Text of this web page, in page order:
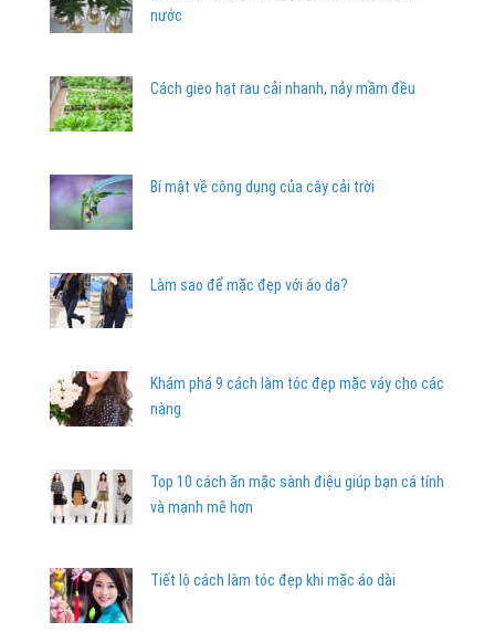
nước
Cách gieo hạt rau cải nhanh, nảy mầm đều
Bí mật về công dụng của cây cải trời
Làm sao để mặc đẹp với áo da?
Khám phá 9 cách làm tóc đẹp mặc váy cho các
nàng
Top 10 cách ăn mặc sành điệu giúp bạn cá tính
và mạnh mẽ hơn
Tiết lộ cách làm tóc đẹp khi mặc áo dài